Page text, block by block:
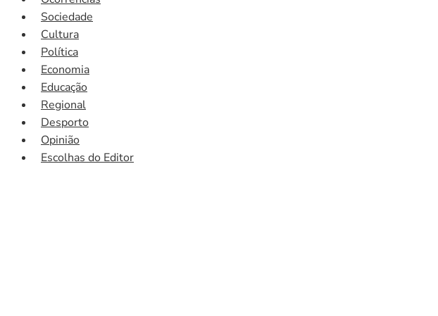
Sociedade
Cultura
Política
Economia
Educação
Regional
Desporto
Opinião
Escolhas do Editor